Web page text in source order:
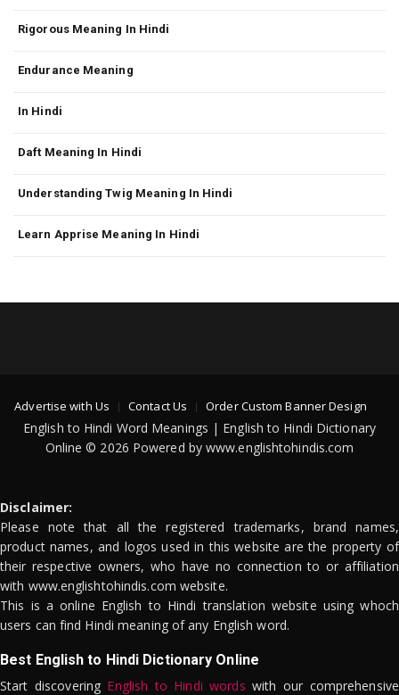
Rigorous Meaning In Hindi
Endurance Meaning
In Hindi
Daft Meaning In Hindi
Understanding Twig Meaning In Hindi
Learn Apprise Meaning In Hindi
Advertise with Us Contact Us Order Custom Banner Design
English to Hindi Word Meanings | English to Hindi Dictionary
Online © 2026 Powered by www.englishtohindis.com
Disclaimer:
Please note that all the registered trademarks, brand names,
product names, and logos used in this website are the property of
their respective owners, who have no connection to or affiliation
with www.englishtohindis.com website.
This is a online English to Hindi translation website using whoch
users can find Hindi meaning of any English word.
Best English to Hindi Dictionary Online
Start discovering English to Hindi words with our comprehensive